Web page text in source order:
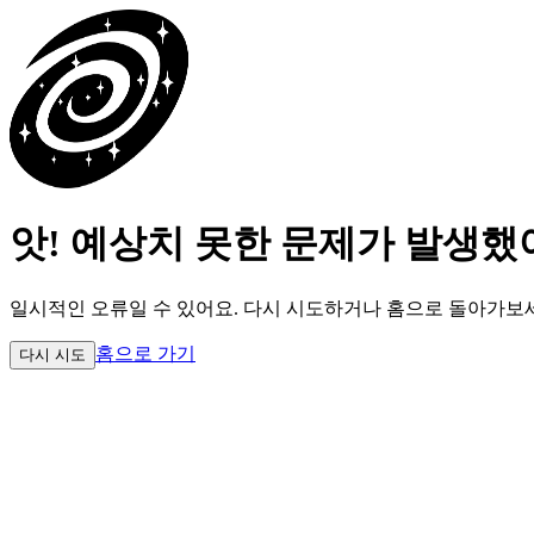
앗! 예상치 못한 문제가 발생했
일시적인 오류일 수 있어요. 다시 시도하거나 홈으로 돌아가보
다시 시도 홈으로 가기